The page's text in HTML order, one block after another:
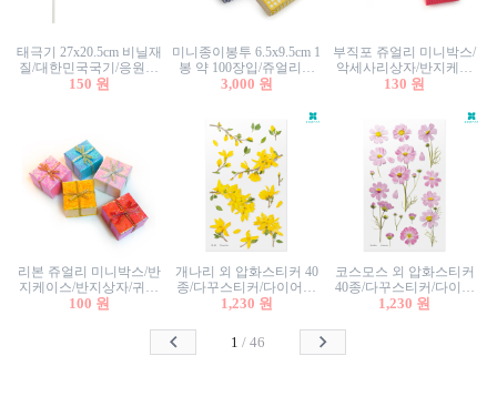
태극기 27x20.5cm 비닐재
질/대한민국국기/응원깃
발/행사깃발
150 원
미니종이봉투 6.5x9.5cm 1
봉 약 100장입/쥬얼리봉
투/증명사진봉투/악세사
3,000 원
부직포 쥬얼리 미니박스/
악세사리상자/반지케이
스/반지상자/귀걸이상자/
130 원
리본 쥬얼리 미니박스/반
지케이스/반지상자/귀걸
이상자/귀걸이박스/악세
100 원
개나리 외 압화스티커 40
종/다꾸스티커/다이어리
꾸미기/꽃스티커/자연물
1,230 원
코스모스 외 압화스티커
40종/다꾸스티커/다이어
리꾸미기/꽃스티커/자연
1,230 원
1 /46